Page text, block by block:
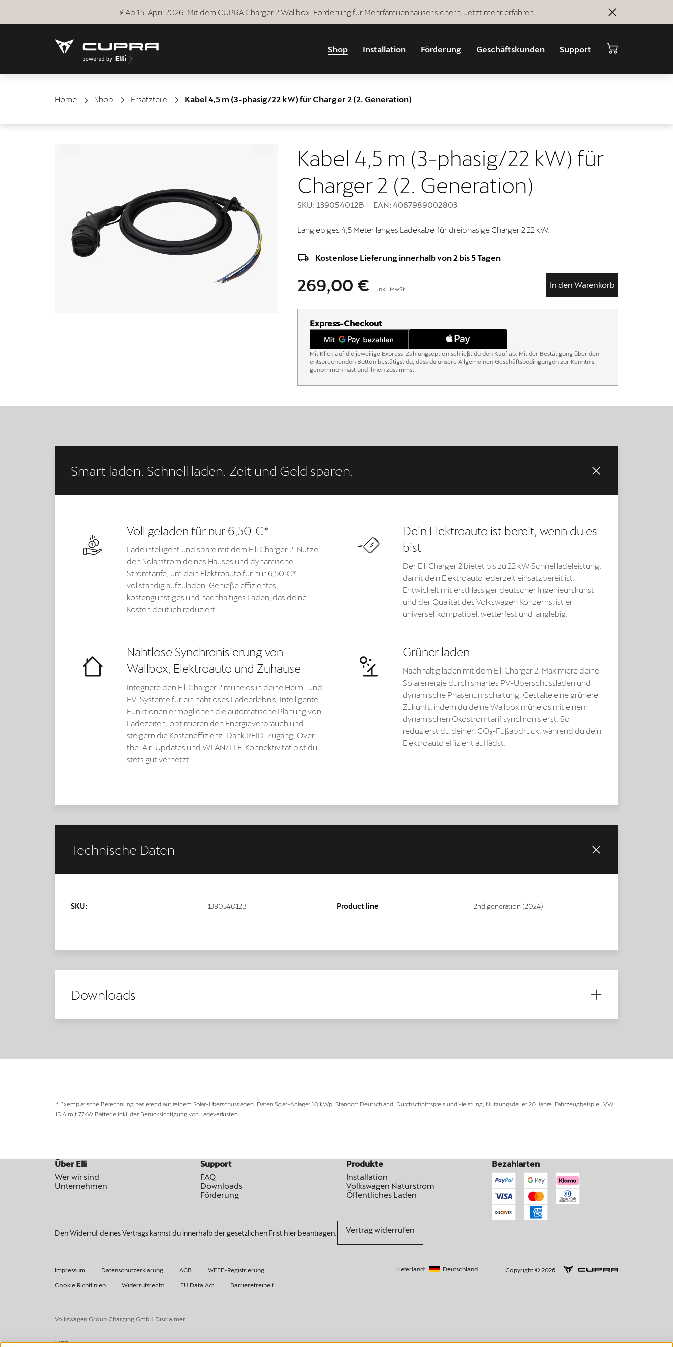
⚡ Ab 15. April 2026: Mit dem CUPRA Charger 2 Wallbox-Förderung für Mehrfamilienhäuser sichern. Jetzt mehr erfahren
Shop Installation Förderung Geschäftskunden Support
Home Shop Ersatzteile Kabel 4,5 m (3-phasig/22 kW) für Charger 2 (2. Generation)
Kabel 4,5 m (3-phasig/22 kW) für
Charger 2 (2. Generation)
SKU: 139054012B EAN: 4067989002803
Langlebiges 4,5 Meter langes Ladekabel für dreiphasige Charger 2 22 kW.
Kostenlose Lieferung innerhalb von 2 bis 5 Tagen
269,00 € inkl. MwSt. In den Warenkorb
Express-Checkout
Mit Klick auf die jeweilige Express-Zahlungsoption schließt du den Kauf ab. Mit der Bestätigung über den
entsprechenden Button bestätigst du, dass du unsere Allgemeinen Geschäftsbedingungen zur Kenntnis
genommen hast und ihnen zustimmst.
Smart laden. Schnell laden. Zeit und Geld sparen.
Voll geladen für nur 6,50 €*
Lade intelligent und spare mit dem Elli Charger 2. Nutze
den Solarstrom deines Hauses und dynamische
Stromtarife, um dein Elektroauto für nur 6,50 €*
vollständig aufzuladen. Genieße effizientes,
kostengünstiges und nachhaltiges Laden, das deine
Kosten deutlich reduziert.
Dein Elektroauto ist bereit, wenn du es
bist
Der Elli Charger 2 bietet bis zu 22 kW Schnellladeleistung,
damit dein Elektroauto jederzeit einsatzbereit ist.
Entwickelt mit erstklassiger deutscher Ingenieurskunst
und der Qualität des Volkswagen Konzerns, ist er
universell kompatibel, wetterfest und langlebig.
Nahtlose Synchronisierung von
Wallbox, Elektroauto und Zuhause
Integriere den Elli Charger 2 mühelos in deine Heim- und
EV-Systeme für ein nahtloses Ladeerlebnis. Intelligente
Funktionen ermöglichen die automatische Planung von
Ladezeiten, optimieren den Energieverbrauch und
steigern die Kosteneffizienz. Dank RFID-Zugang, Over-
the-Air-Updates und WLAN/LTE-Konnektivität bist du
stets gut vernetzt.
Grüner laden
Nachhaltig laden mit dem Elli Charger 2. Maximiere deine
Solarenergie durch smartes PV-Überschussladen und
dynamische Phasenumschaltung. Gestalte eine grünere
Zukunft, indem du deine Wallbox mühelos mit einem
dynamischen Ökostromtarif synchronisierst. So
reduzierst du deinen CO₂-Fußabdruck, während du dein
Elektroauto effizient auflädst.
Technische Daten
SKU: 139054012B Product line 2nd generation (2024)
Downloads
* Exemplarische Berechnung basierend auf reinem Solar-Überschussladen. Daten Solar-Anlage: 10 kWp, Standort Deutschland, Durchschnittspreis und -leistung, Nutzungsdauer 20 Jahre. Fahrzeugbeispiel: VW
ID.4 mit 77kW Batterie inkl. der Berücksichtigung von Ladeverlusten.
Über Elli
Wer wir sind
Unternehmen
Support
FAQ
Downloads
Förderung
Produkte
Installation
Volkswagen Naturstrom
Öffentliches Laden
Bezahlarten
Den Widerruf deines Vertrags kannst du innerhalb der gesetzlichen Frist hier beantragen. Vertrag widerrufen
Impressum Datenschutzerklärung AGB WEEE-Registrierung
Cookie Richtlinien Widerrufsrecht EU Data Act Barrierefreiheit
Lieferland: Deutschland Copyright © 2026
Volkswagen Group Charging GmbH Disclaimer
¹ LTE